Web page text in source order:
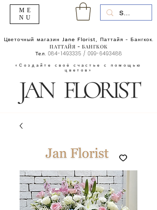
«Создайте своё счастье с помощью
цветов»
Цветочный магазин Jane Florist, Паттайя - Бангкок.
ПАТТАЙЯ - БАНГКОК
Тел. 084-1493335 / 099-6493488
ME
NU